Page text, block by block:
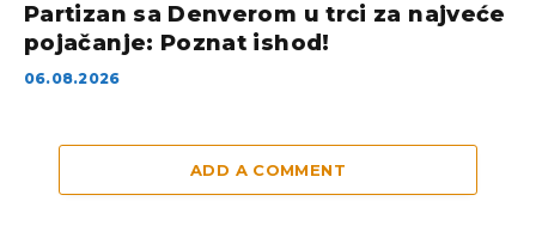
Partizan sa Denverom u trci za najveće
pojačanje: Poznat ishod!
06.08.2026
ADD A COMMENT